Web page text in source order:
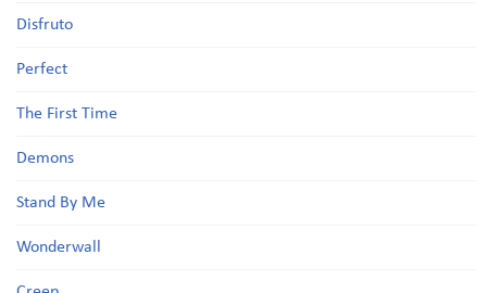
Disfruto
Perfect
The First Time
Demons
Stand By Me
Wonderwall